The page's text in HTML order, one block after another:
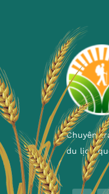
Chuyên
du lịch